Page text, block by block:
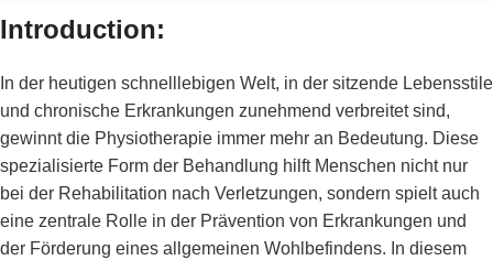
Introduction:
In der heutigen schnelllebigen Welt, in der sitzende Lebensstile
und chronische Erkrankungen zunehmend verbreitet sind,
gewinnt die Physiotherapie immer mehr an Bedeutung. Diese
spezialisierte Form der Behandlung hilft Menschen nicht nur
bei der Rehabilitation nach Verletzungen, sondern spielt auch
eine zentrale Rolle in der Prävention von Erkrankungen und
der Förderung eines allgemeinen Wohlbefindens. In diesem